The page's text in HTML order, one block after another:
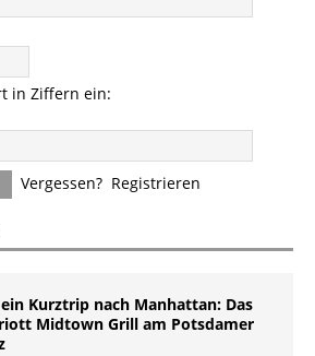
in Ziffern ein:
Vergessen? Registrieren
Kurztrip nach Manhattan: Das
Midtown Grill am Potsdamer